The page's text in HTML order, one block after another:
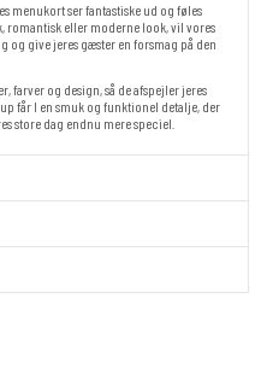
menukort ser fantastiske ud og føles
romantisk eller moderne look, vil vores
og give jeres gæster en forsmag på den
farver og design, så de afspejler jeres
får I en smuk og funktionel detalje, der
store dag endnu mere speciel.